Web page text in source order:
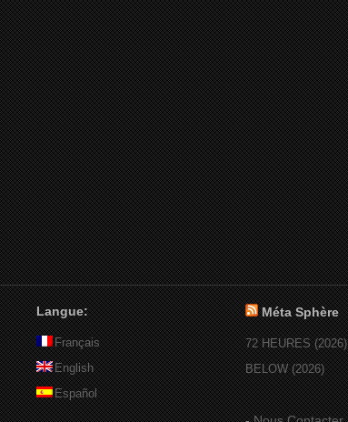
Langue:
Français
English
Español
Méta Sphère
72 HEURES (2026)
BELOW (2026)